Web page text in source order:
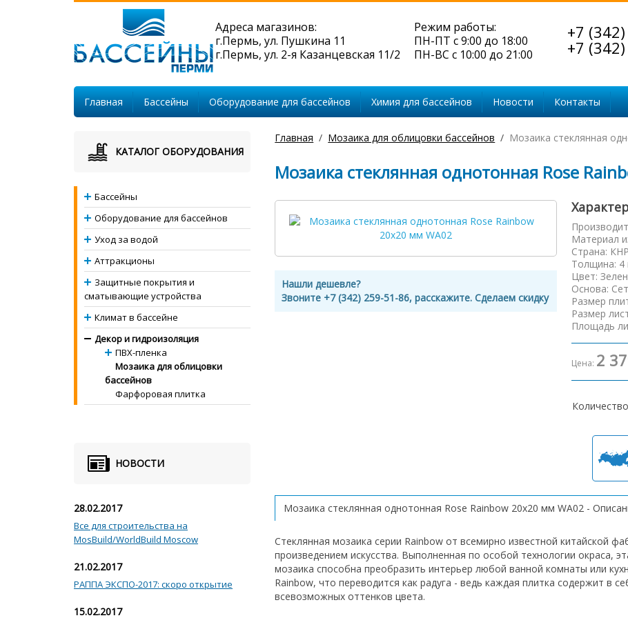
+7
+7
Режим работы:
ПН-ПТ с 9:00 до 18:00
ПН-ВС с 10:00 до 21:00
Адреса магазинов:
г.Пермь, ул. Пушкина 11
г.Пермь, ул. 2-я Казанцевская 11/2
Главная Бассейны Оборудование для бассейнов Химия для бассейнов Новости Контакты
Главная Мозаика для облицовки бассейнов Мозаика стеклянная
Мозаика стеклянная однотонная Rose
Нашли дешевле?
Звоните +7 (342) 259-51-86, расскажите. Сделаем скидку
Материал
Страна: КНР
Толщина: 4
Цвет:
Основа:
Размер
Размер
Площадь
Цена: 2
Мозаика стеклянная однотонная Rose Rainbow 20х20 мм WA02 -
Стеклянная мозаика серии Rainbow от всемирно известной китайской
произведением искусства. Выполненная по особой технологии окраса,
мозаика способна преобразить интерьер любой ванной комнаты или
Rainbow, что переводится как радуга - ведь каждая плитка содержит в
всевозможных оттенков цвета.
КАТАЛОГ ОБОРУДОВАНИЯ
Бассейны
Оборудование для бассейнов
Уход за водой
Аттракционы
Защитные покрытия и
сматывающие устройства
Климат в бассейне
Декор и гидроизоляция
ПВХ-пленка
Мозаика для облицовки
бассейнов
Фарфоровая плитка
НОВОСТИ
28.02.2017
Все для строительства на
MosBuild/WorldBuild Moscow
21.02.2017
РАППА ЭКСПО-2017: скоро открытие
15.02.2017